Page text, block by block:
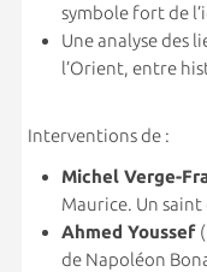
symbole fort de
Une analyse des
l’Orient, entre
Interventions de :
Michel Verge-
Maurice. Un saint
Ahmed Youssef
de Napoléon